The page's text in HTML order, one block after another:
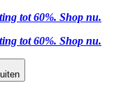
tot 60%. Shop nu.
tot 60%. Shop nu.